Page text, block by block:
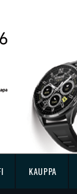
KAUPPA